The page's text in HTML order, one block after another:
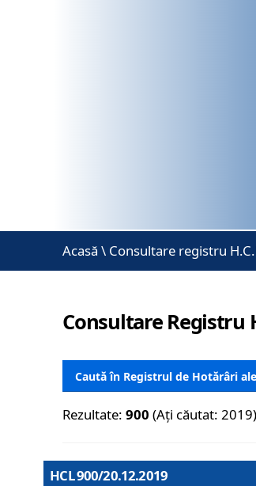
Acasă \ Consultare registru
Consultare Registru
Caută în Registrul de Hotărâri
Rezultate:900 (Ați căutat: 2019)
HCL 900/20.12.2019